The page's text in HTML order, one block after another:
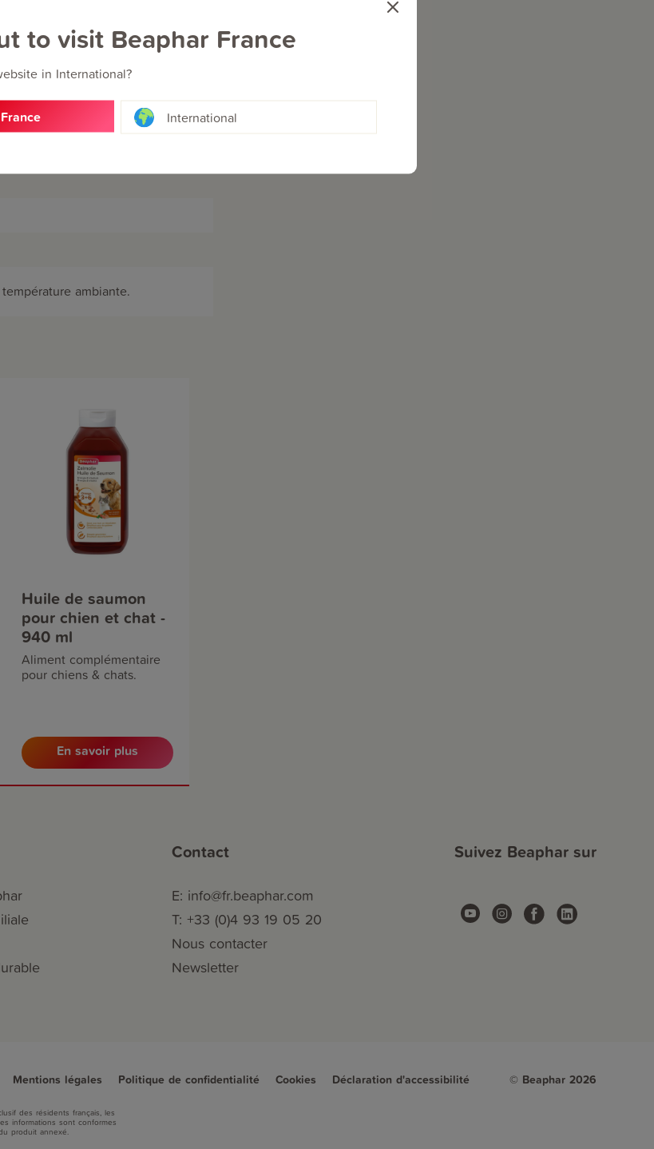
to visit Beaphar France
in International?
International
ambiante.
Huile de saumon
pour chien et chat -
940 ml
Aliment complémentaire
pour chiens & chats.
En savoir plus
Contact
E: info@fr.beaphar.com
T: +33 (0)4 93 19 05 20
Nous contacter
Newsletter
Suivez Beaphar sur
Mentions légales Politique de confidentialité Cookies Déclaration d'accessibilité © Beaphar 2026
des résidents français, les
informations sont conformes
produit annexé.